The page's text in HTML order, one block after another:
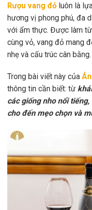
Rượu vang đỏ luôn là
hương vị phong phú, đa
với ẩm thực. Được làm
cùng vỏ, vang đỏ mang
nhẹ và cấu trúc cân bằng.
Trong bài viết này của
thông tin cần biết: từ
các giống nho nổi
cho đến mẹo chọn và